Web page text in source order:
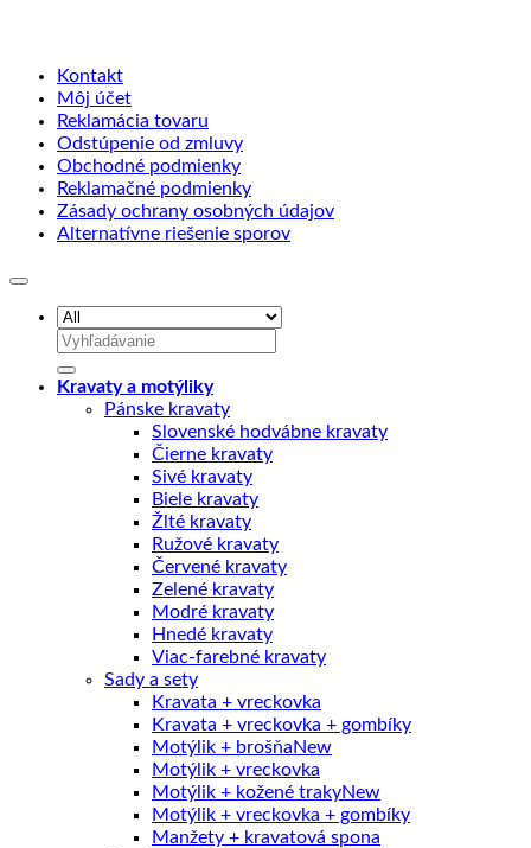
Kontakt
Môj účet
Reklamácia tovaru
Odstúpenie od zmluvy
Obchodné podmienky
Reklamačné podmienky
Zásady ochrany osobných údajov
Alternatívne riešenie sporov
Hľadať:
Kravaty a motýliky
Pánske kravaty
Slovenské hodvábne kravaty
Čierne kravaty
Sivé kravaty
Biele kravaty
Žlté kravaty
Ružové kravaty
Červené kravaty
Zelené kravaty
Modré kravaty
Hnedé kravaty
Viac-farebné kravaty
Sady a sety
Kravata + vreckovka
Kravata + vreckovka + gombíky
Motýlik + brošňa
Motýlik + vreckovka
Motýlik + kožené traky
Motýlik + vreckovka + gombíky
Manžety + kravatová spona